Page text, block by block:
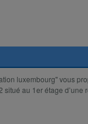
luxembourg'' vous
situé au 1er étage d’une